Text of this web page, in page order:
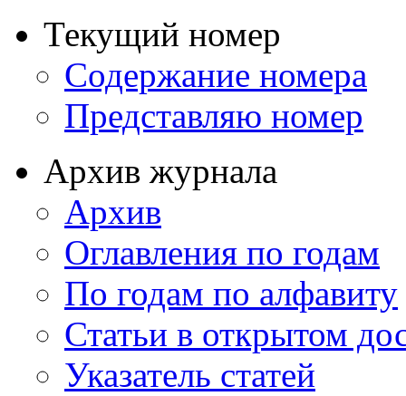
Текущий номер
Содержание номера
Представляю номер
Архив журнала
Архив
Оглавления по годам
По годам по алфавиту
Статьи в открытом
Указатель статей